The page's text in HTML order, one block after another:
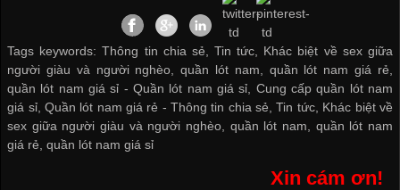
Tags keywords: Thông tin chia sẻ, Tin tức, Khác biệt về sex giữa
người giàu và người nghèo, quần lót nam, quần lót nam giá rẻ,
quần lót nam giá sỉ -Quần lót nam giá sỉ
Cung cấp quần lót nam
giá sỉ, Quần lót nam giá rẻ -Thông tin chia sẻ ,Tin tức, Khác biệt về
sex giữa người giàu và người nghèo
quần lót nam
quần lót nam
giá rẻ ,quần lót nam giá sỉ
Xin cám ơn!